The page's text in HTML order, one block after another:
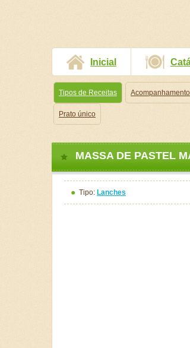
Inicial
Tipos de Receitas
Prato único
MASSA DE PASTEL
Tipo: Lanches